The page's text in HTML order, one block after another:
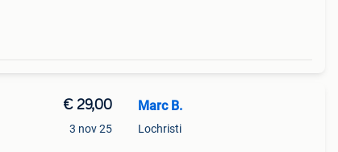
€ 29,00
3 nov 25
Marc B.
Lochristi